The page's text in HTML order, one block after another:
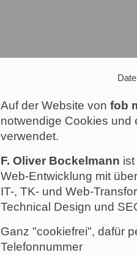
Auf der Website von fob
notwendige Cookies und
verwendet.
F. Oliver Bockelmann
Web-Entwicklung mit
IT-, TK- und Web-
Technical Design und
Ganz "cookiefrei", dafür
Telefonnummer